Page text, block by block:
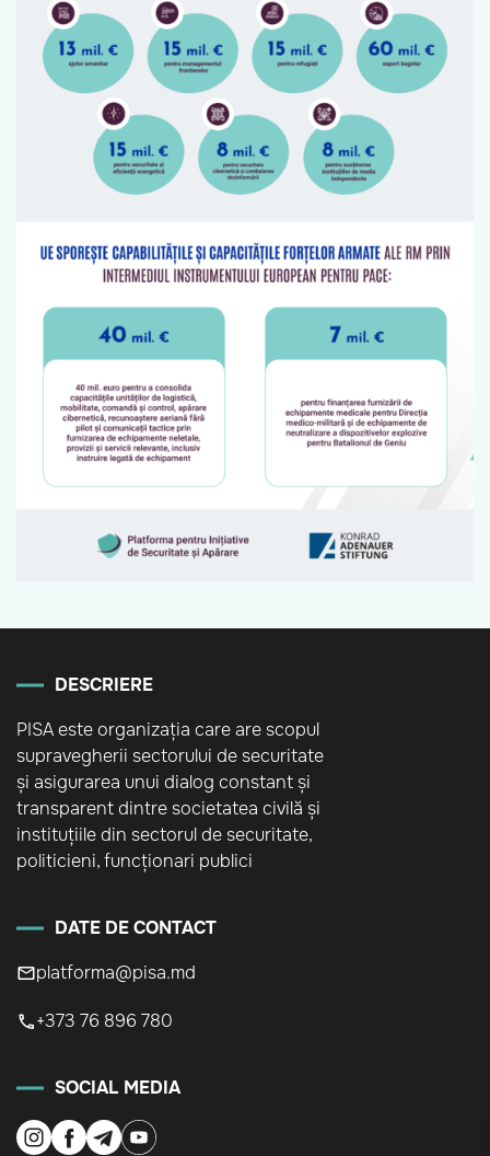
DESCRIERE
PISA este organizația care are scopul
supravegherii sectorului de securitate
și asigurarea unui dialog constant și
transparent dintre societatea civilă și
instituțiile din sectorul de securitate,
politicieni, funcționari publici
DATE DE CONTACT
platforma@pisa.md
+373 76 896 780
SOCIAL MEDIA